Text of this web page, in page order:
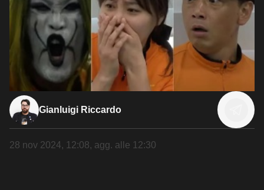
Gianluigi Riccardo
28 nov 2024, 12:08, agg. alle 12:30